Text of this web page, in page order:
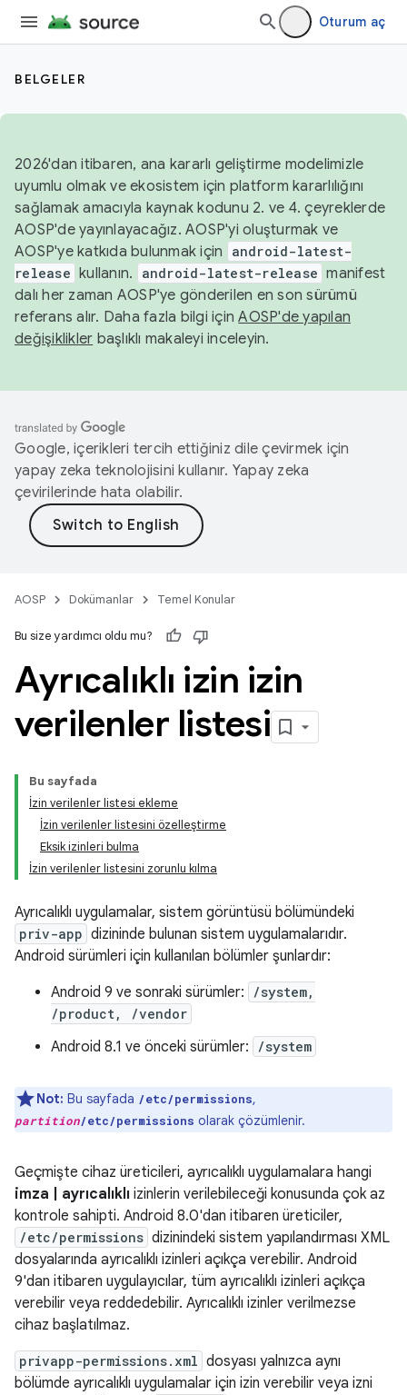
Oturum aç
BELGELER
2026'dan itibaren, ana kararlı geliştirme modelimizle
uyumlu olmak ve ekosistem için platform kararlılığını
sağlamak amacıyla kaynak kodunu 2. ve 4. çeyreklerde
AOSP'de yayınlayacağız. AOSP'yi oluşturmak ve
AOSP'ye katkıda bulunmak için
android-latest-
release kullanın. android-latest-release manifest
dalı her zaman AOSP'ye gönderilen en son sürümü
referans alır. Daha fazla bilgi içinAOSP'de yapılan
değişiklikler başlıklı makaleyi inceleyin.
Google, içerikleri tercih ettiğiniz dile çevirmek için
yapay zeka teknolojisini kullanır. Yapay zeka
çevirilerinde hata olabilir.
AOSP Dokümanlar Temel Konular
Bu size yardımcı oldu mu?
Ayrıcalıklı izin izin
verilenler listesi
Bu sayfada
İzin verilenler listesi ekleme
İzin verilenler listesini özelleştirme
Eksik izinleri bulma
İzin verilenler listesini zorunlu kılma
Ayrıcalıklı uygulamalar, sistem görüntüsü bölümündeki
priv-app dizininde bulunan sistem uygulamalarıdır.
Android sürümleri için kullanılan bölümler şunlardır:
Android 9 ve sonraki sürümler:
/system,
/product, /vendor
Android 8.1 ve önceki sürümler: /system
Not: Bu sayfada /etc/permissions,
partition/etc/permissions olarak çözümlenir.
Geçmişte cihaz üreticileri, ayrıcalıklı uygulamalara hangi
imza | ayrıcalıklı izinlerin verilebileceği konusunda çok az
kontrole sahipti. Android 8.0'dan itibaren üreticiler,
/etc/permissions dizinindeki sistem yapılandırması XML
dosyalarında ayrıcalıklı izinleri açıkça verebilir. Android
9'dan itibaren uygulayıcılar, tüm ayrıcalıklı izinleri açıkça
verebilir veya reddedebilir. Ayrıcalıklı izinler verilmezse
cihaz başlatılmaz.
privapp-permissions.xml dosyası yalnızca aynı
bölümde ayrıcalıklı uygulamalar için izin verebilir veya izni